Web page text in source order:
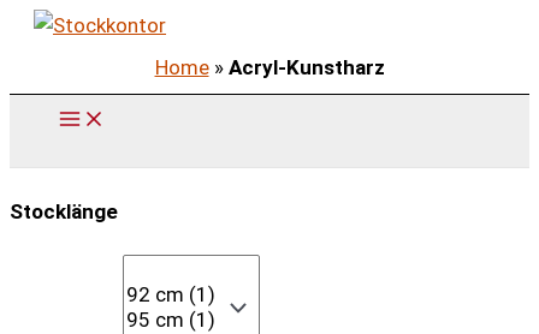
Zum
springen
Home» Acryl-Kunstharz
Stocklänge